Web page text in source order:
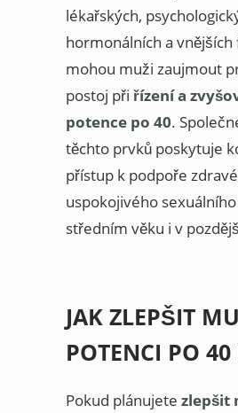
lékařských,
hormonálních a
mohou muži zaujmout
postoj při řízení a
potence po 40.
těchto prvků poskytuje
přístup k podpoře
uspokojivého
středním věku i v
JAK ZLEPŠIT
POTENCI PO 40
Pokud plánujete zlepšit